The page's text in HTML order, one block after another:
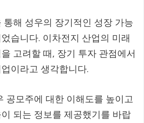
통해 성우의 장기적인 성장 가능
습니다. 이차전지 산업의 미래
고려할 때, 장기 투자 관점에서
이라고 생각합니다.
공모주에 대한 이해도를 높이고
되는 정보를 제공했기를 바랍